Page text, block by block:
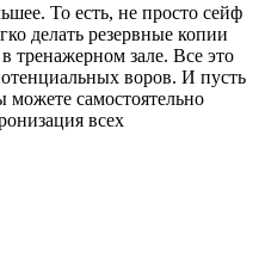
То есть, не просто сейф
делать резервные копии
тренажерном зале. Все это
воров. И пусть
самостоятельно
всех